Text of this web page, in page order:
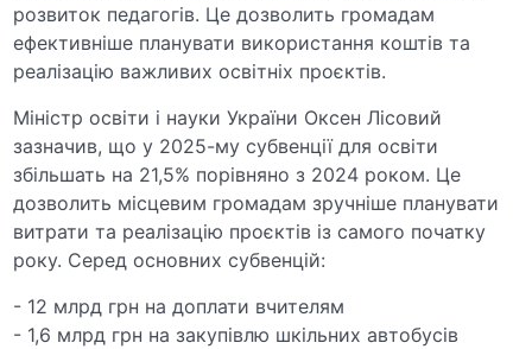
розвиток педагогів. Це дозволить громадам
ефективніше планувати використання коштів та
реалізацію важливих освітніх проєктів.
Міністр освіти і науки України Оксен Лісовий
зазначив, що у 2025-му субвенції для освіти
збільшать на 21,5% порівняно з 2024 роком. Це
дозволить місцевим громадам зручніше планувати
витрати та реалізацію проєктів із самого початку
року. Серед основних субвенцій:
- 12 млрд грн на доплати вчителям
- 1,6 млрд грн на закупівлю шкільних автобусів